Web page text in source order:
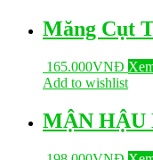
Măng Cụt
165.000VNĐ
Add to wishlist
MẬN HẬU